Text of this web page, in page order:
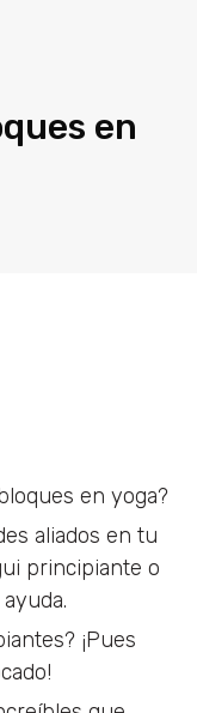
en
en yoga?
aliados en tu
principiante o
¡Pues